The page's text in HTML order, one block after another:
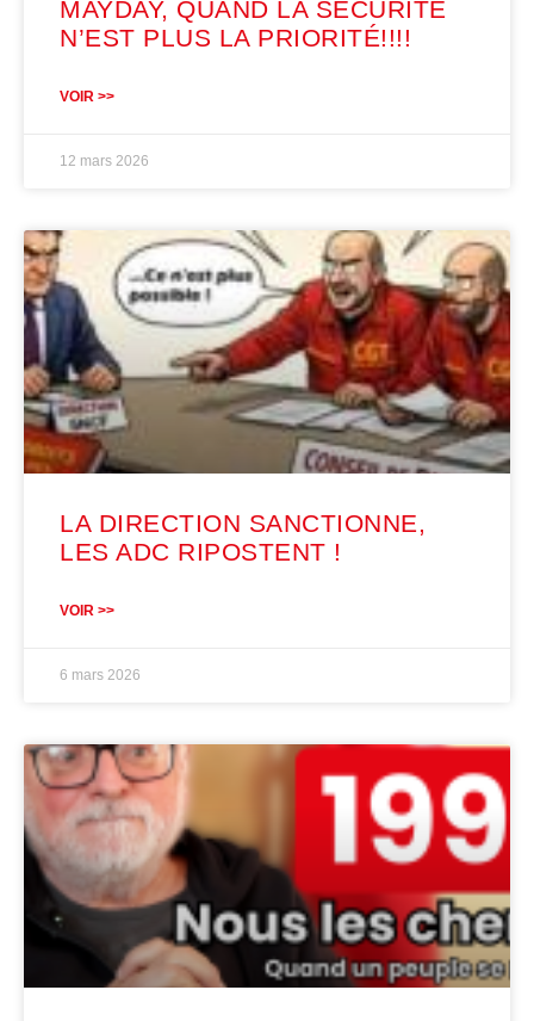
MAYDAY, QUAND LA SECURITE
N’EST PLUS LA PRIORITÉ!!!!
VOIR >>
12 mars 2026
LA DIRECTION SANCTIONNE,
LES ADC RIPOSTENT !
VOIR >>
6 mars 2026